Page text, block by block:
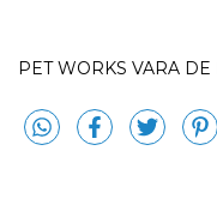
PET WORKS VARA